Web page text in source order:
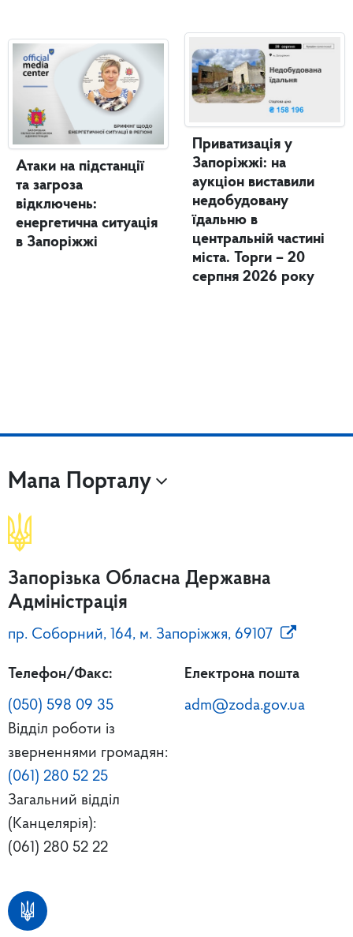
Атаки на підстанції
та загроза
відключень:
енергетична ситуація
в Запоріжжі
Приватизація у
Запоріжжі: на
аукціон виставили
недобудовану
їдальню в
центральній частині
міста. Торги – 20
серпня 2026 року
Мапа Порталу
Запорізька Обласна Державна
Адміністрація
пр. Соборний, 164, м. Запоріжжя, 69107
Телефон/Факс:
(050) 598 09 35
Відділ роботи із
зверненнями громадян:
(061) 280 52 25
Загальний відділ
(Канцелярія):
(061) 280 52 22
Електрона пошта
adm@zoda.gov.ua